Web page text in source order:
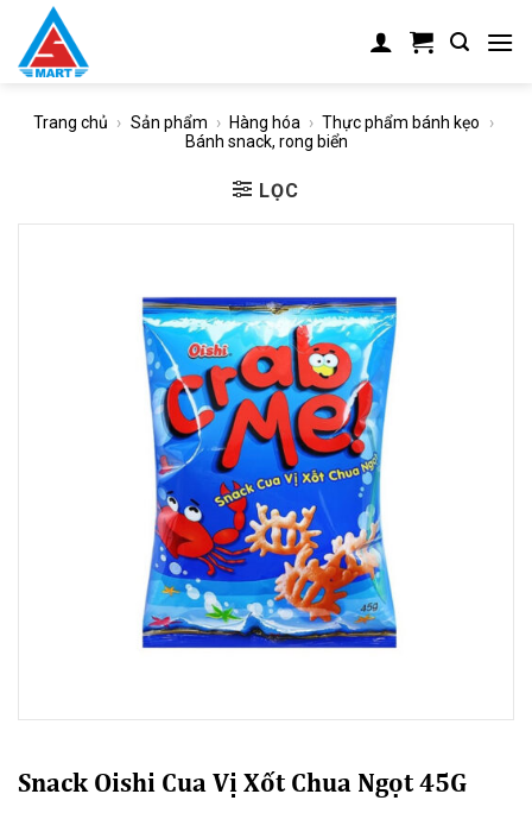
content
Trang chủ › Sản phẩm › Hàng hóa › Thực phẩm bánh kẹo
›
Bánh snack, rong biển
LỌC
Snack Oishi Cua Vị Xốt Chua Ngọt 45G